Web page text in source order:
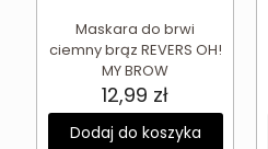
Maskara do brwi
ciemny brąz REVERS OH!
MY BROW
12,99 zł
Dodaj do koszyka